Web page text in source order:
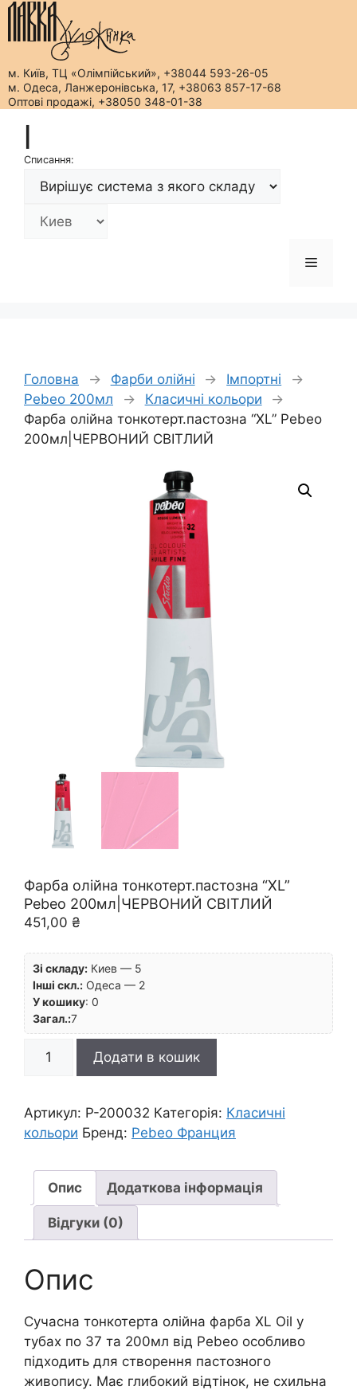
м. Київ, ТЦ «Олімпійський», +38044 593-26-05
м. Одеса, Ланжеронівська, 17, +38063 857-17-68
Оптові продажі, +38050 348-01-38
вмістуСписання:
Меню
Головна → Фарби олійні → Імпортні
→
Pebeo 200мл
→ Класичні кольори
→
Фарба олійна тонкотерт.пастозна “XL” Pebeo
200мл|ЧЕРВОНИЙ СВІТЛИЙ
Фарба олійна тонкотерт.пастозна “XL”
Pebeo 200мл|ЧЕРВОНИЙ СВІТЛИЙ
451,00 ₴
Зі складу: Киев — 5
Інші скл.: Одеса — 2
У кошику: 0
Загал.:7
Фарба
"XL"
Pebeo
ЧЕРВОНИЙ
СВІТЛИЙ
кількість
Додати в кошик
Артикул: P-200032 Категорія: Класичні
кольори Бренд: Pebeo Франция
Опис Додаткова інформація
Відгуки (0)
Опис
Сучасна тонкотерта олійна фарба XL Oil у
тубах по 37 та 200мл від Pebeo особливо
підходить для створення пастозного
живопису. Має глибокий відтінок, не схильна